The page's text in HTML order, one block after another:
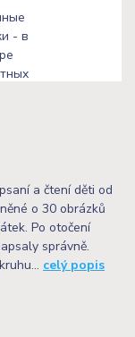
a čtení děti od
o 30 obrázků
Po otočení
správně.
celý popis